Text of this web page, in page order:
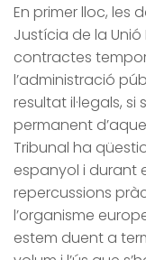
En primer lloc, les
Justícia de la
contractes
l’administració
resultat il·legals,
permanent
Tribunal ha
espanyol i durant
repercussions
l’organisme
estem duent a